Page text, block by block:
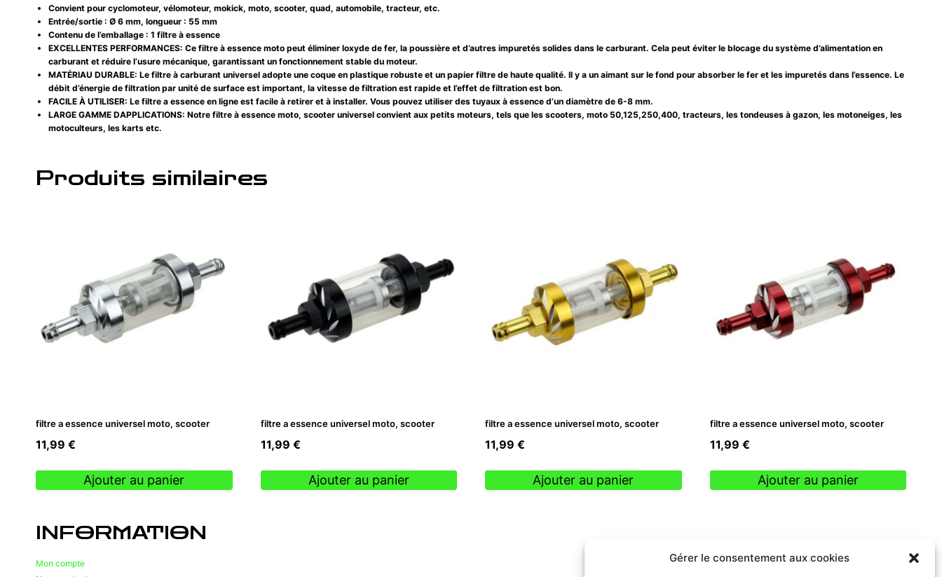
Gérer le consentement aux cookies
Convient pour cyclomoteur, vélomoteur, mokick, moto, scooter, quad, automobile, tracteur, etc.
Entrée/sortie : Ø 6 mm, longueur : 55 mm
Contenu de l’emballage : 1 filtre à essence
EXCELLENTES PERFORMANCES: Ce filtre à essence moto peut éliminer loxyde de fer, la poussière et d’autres impuretés solides dans le carburant. Cela peut éviter le blocage du système d’alimentation en
carburant et réduire l’usure mécanique, garantissant un fonctionnement stable du moteur.
MATÉRIAU DURABLE: Le filtre à carburant universel adopte une coque en plastique robuste et un papier filtre de haute qualité. Il y a un aimant sur le fond pour absorber le fer et les impuretés dans l’essence. Le
débit d’énergie de filtration par unité de surface est important, la vitesse de filtration est rapide et l’effet de filtration est bon.
FACILE À UTILISER: Le filtre a essence en ligne est facile à retirer et à installer. Vous pouvez utiliser des tuyaux à essence d’un diamètre de 6-8 mm.
LARGE GAMME DAPPLICATIONS: Notre filtre à essence moto, scooter universel convient aux petits moteurs, tels que les scooters, moto 50,125,250,400, tracteurs, les tondeuses à gazon, les motoneiges, les
motoculteurs, les karts etc.
Produits similaires
filtre a essence universel moto, scooter
11,99 €
Ajouter au panier
filtre a essence universel moto, scooter
11,99 €
Ajouter au panier
filtre a essence universel moto, scooter
11,99 €
Ajouter au panier
filtre a essence universel moto, scooter
11,99 €
Ajouter au panier
INFORMATION
Mon compte